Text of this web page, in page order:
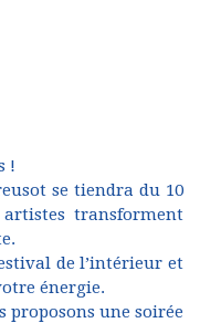
!
se tiendra du 10
transforment
de l’intérieur et
énergie.
proposons une soirée